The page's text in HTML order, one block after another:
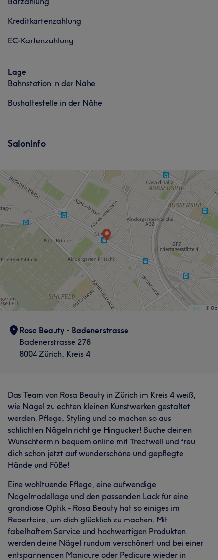
Was unsere Kunden über Ana sagen
Freundlich 5 Kompetent 5
Effizient 7 Professionell 6 Freundlich 5
Kreditkartenzahlung
EC-Kartenzahlung
Lage
Bahnstation in der Nähe
Bushaltestelle in der Nähe
Saloninfo
Rosa Beauty - Badenerstrasse
Badenerstrasse 278
8004 Zürich, Kreis 4
Das Team von Rosa Beauty in Zürich im Kreis 4 weiß,
wie Nägel zu echten kleinen Kunstwerken gestaltet
werden. Pflege, Styling und co machen so aus
schlichten Nägeln richtige Hingucker! Buche deinen
Wunschtermin bequem online mit Treatwell und freu
dich schon jetzt auf wunderschöne und gepflegte
Hände und Füße!
Eine wohltuende Pflege, eine aufwendige
Nagelmodellage und den passenden Lack für eine
grandiose Optik - Rosa Beauty hat so einiges im
Repertoire, um dich glücklich zu machen. Mit
fabelhaftem Service und hochwertigen Produkten
werden deine Nägel rundum verschönert und bei einer
entspannenden Manicure oder Pedicure wieder in